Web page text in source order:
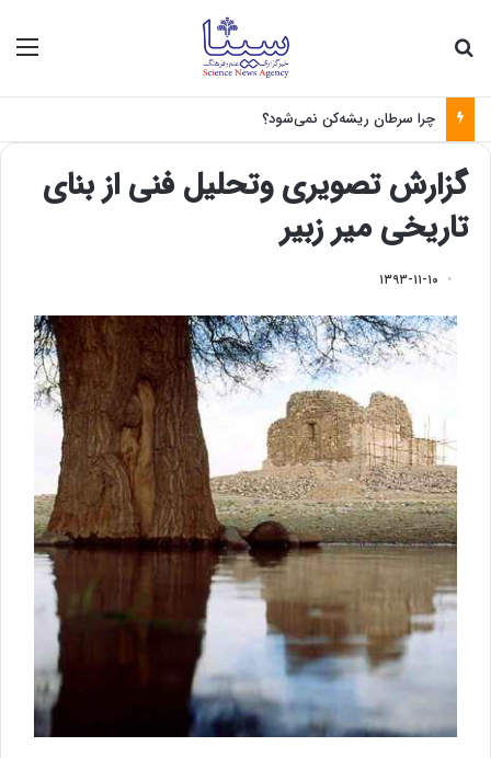
چرا سرطان ریشه‌کن نمی‌شود؟
گزارش تصویری وتحلیل فنی از بنای
تاریخی میر زبیر
۱۳۹۳-۱۱-۱۰